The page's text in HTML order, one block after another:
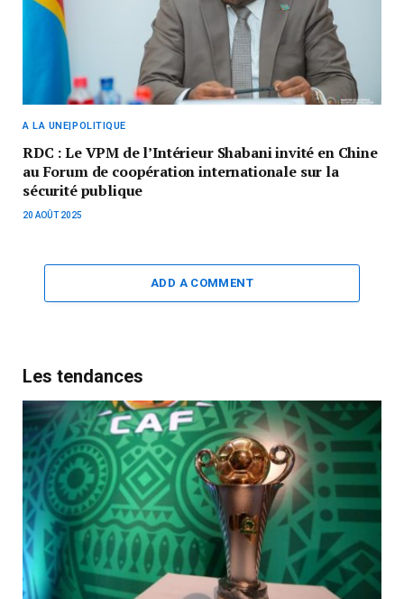
A LA UNE|POLITIQUE
RDC : Le VPM de l’Intérieur Shabani invité en Chine
au Forum de coopération internationale sur la
sécurité publique
20 AOÛT 2025
ADD A COMMENT
Les tendances